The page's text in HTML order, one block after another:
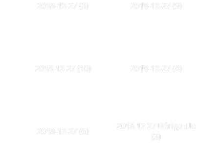
2018-12-27 (3) 2018-12-27 (9)
2018-12-27 (10) 2018-12-27 (8)
2018-12-27 (6)
2018 12 27 Bérigoule
(3)